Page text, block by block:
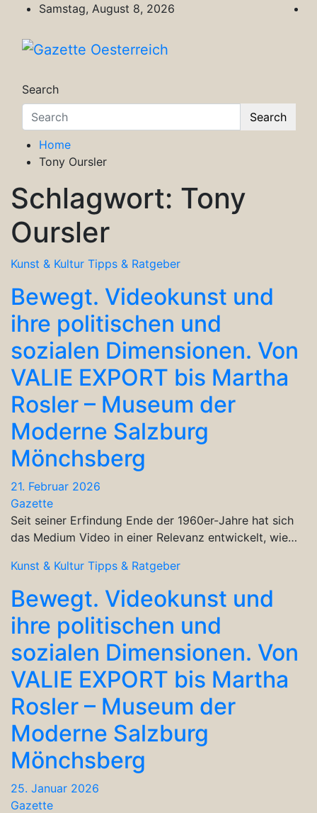
content
Samstag, August 8, 2026
Search
Search
Home
Tony Oursler
Schlagwort: Tony
Oursler
Kunst & Kultur Tipps & Ratgeber
Bewegt. Videokunst und
ihre politischen und
sozialen Dimensionen. Von
VALIE EXPORT bis Martha
Rosler – Museum der
Moderne Salzburg
Mönchsberg
21. Februar 2026
Gazette
Seit seiner Erfindung Ende der 1960er-Jahre hat sich
das Medium Video in einer Relevanz entwickelt, wie…
Kunst & Kultur Tipps & Ratgeber
Bewegt. Videokunst und
ihre politischen und
sozialen Dimensionen. Von
VALIE EXPORT bis Martha
Rosler – Museum der
Moderne Salzburg
Mönchsberg
25. Januar 2026
Gazette